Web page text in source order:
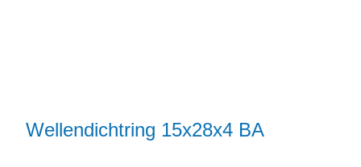
Wellendichtring 15x28x4 BA